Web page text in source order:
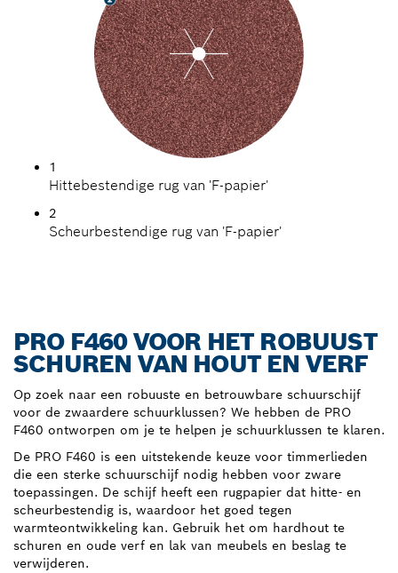
1
Hittebestendige rug van 'F-papier'
2
Scheurbestendige rug van 'F-papier'
PRO F460 VOOR HET ROBUUST
SCHUREN VAN HOUT EN VERF
Op zoek naar een robuuste en betrouwbare schuurschijf
voor de zwaardere schuurklussen? We hebben de PRO
F460 ontworpen om je te helpen je schuurklussen te klaren.
De PRO F460 is een uitstekende keuze voor timmerlieden
die een sterke schuurschijf nodig hebben voor zware
toepassingen. De schijf heeft een rugpapier dat hitte- en
scheurbestendig is, waardoor het goed tegen
warmteontwikkeling kan. Gebruik het om hardhout te
schuren en oude verf en lak van meubels en beslag te
verwijderen.